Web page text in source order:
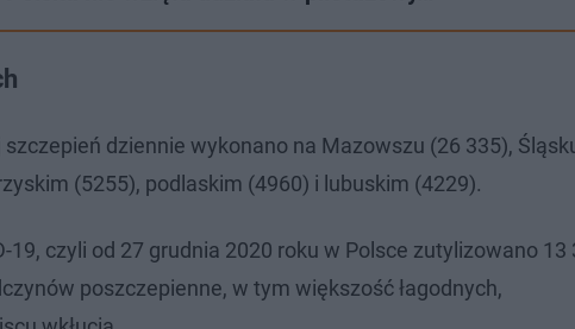
dziennie wykonano na Mazowszu (26 335),
(5255), podlaskim (4960) i lubuskim (4229).
czyli od 27 grudnia 2020 roku w Polsce zutylizowano 13
poszczepienne, w tym większość łagodnych,